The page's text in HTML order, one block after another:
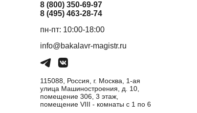
8 (800) 350-69-97
8 (495) 463-28-74
пн-пт: 10:00-18:00
info@bakalavr-magistr.ru
115088, Россия, г. Москва, 1-ая
улица Машиностроения, д. 10,
помещение 306, 3 этаж,
помещение VIII - комнаты с 1 по 6